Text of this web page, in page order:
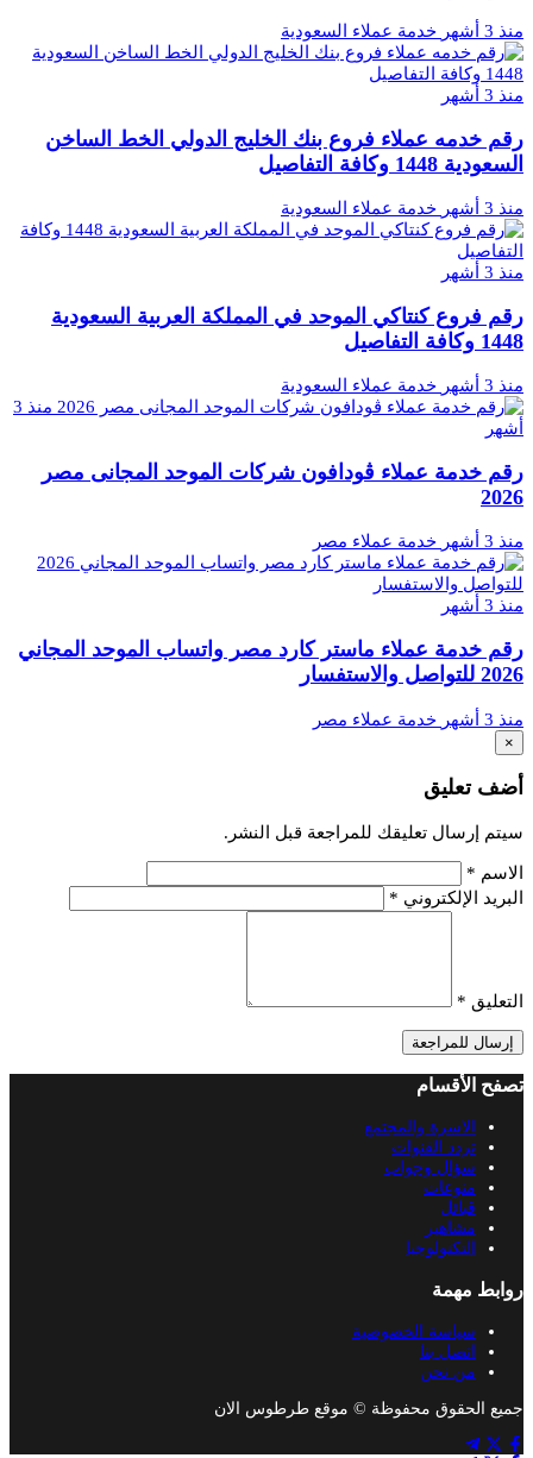
منذ 3 أشهر خدمة عملاء السعودية
منذ 3 أشهر
رقم خدمه عملاء فروع بنك الخليج الدولي الخط الساخن
السعودية 1448 وكافة التفاصيل
منذ 3 أشهر خدمة عملاء السعودية
منذ 3 أشهر
رقم فروع كنتاكي الموحد في المملكة العربية السعودية
1448 وكافة التفاصيل
منذ 3 أشهر
خدمة عملاء السعودية
منذ 3
أشهر
رقم خدمة عملاء ڤودافون شركات الموحد المجانى مصر
2026
منذ 3 أشهر خدمة عملاء مصر
منذ 3 أشهر
رقم خدمة عملاء ماستر كارد مصر واتساب الموحد المجاني
2026 للتواصل والاستفسار
منذ 3 أشهر خدمة عملاء مصر
×
أضف تعليق
سيتم إرسال تعليقك للمراجعة قبل النشر.
الاسم *
البريد الإلكتروني *
التعليق *
إرسال للمراجعة
تصفح الأقسام
الاسرة والمجتمع
تردد القنوات
سؤال وجواب
منوعات
قبائل
مشاهير
التكنولوجيا
روابط مهمة
سياسة الخصوصية
اتصل بنا
من نحن
جميع الحقوق محفوظة © موقع طرطوس الان